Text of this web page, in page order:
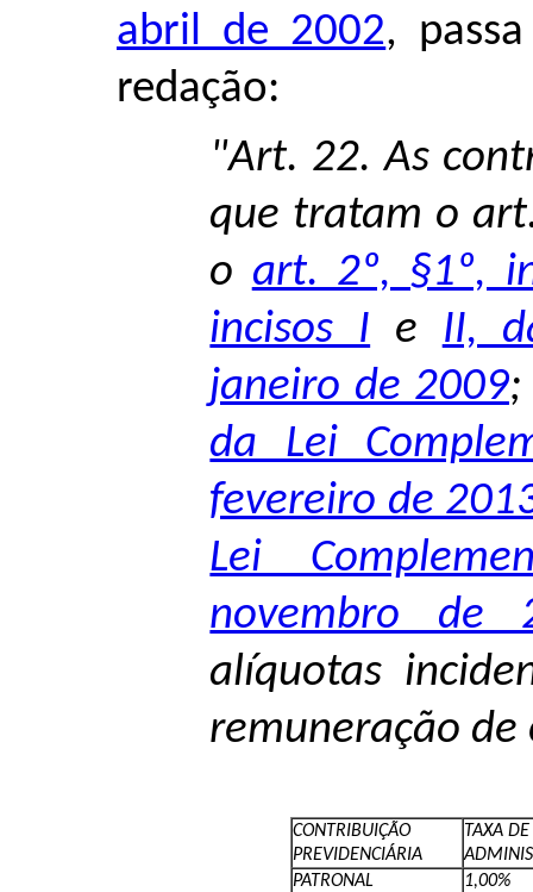
abril de 2002,
redação:
"Art. 22. As
que tratam o
o art. 2º, §1º,
incisos I e II,
janeiro de 2009
da Lei
fevereiro de
Lei
novembro de
alíquotas
remuneração
CONTRIBUIÇÃO
PREVIDENCIÁRIA
TAXA DE
PATRONAL
1,00%